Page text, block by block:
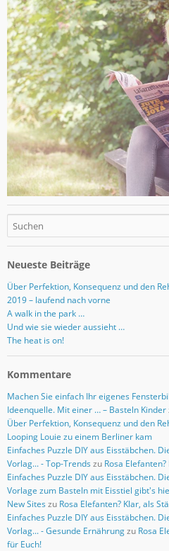
Neueste Beiträge
Über Perfektion, Konsequenz und den
2019 – laufend nach vorne
A walk in the park …
Und wie sie wieder aussieht …
The heat is on!
Kommentare
Machen Sie einfach Ihr eigenes
Ideenquelle. Mit einer … – Basteln Kinder
Über Perfektion, Konsequenz und den
Looping Louie zu einem Berliner kam
Einfaches Puzzle DIY aus Eisstäbchen.
Vorlag... - Top-Trends zu Rosa
Einfaches Puzzle DIY aus Eisstäbchen.
Vorlage zum Basteln mit Eisstiel gibt's
New Sites zu Rosa Elefanten? Klar, als
Einfaches Puzzle DIY aus Eisstäbchen.
Vorlag... - Gesunde Ernährungzu Rosa
für Euch!